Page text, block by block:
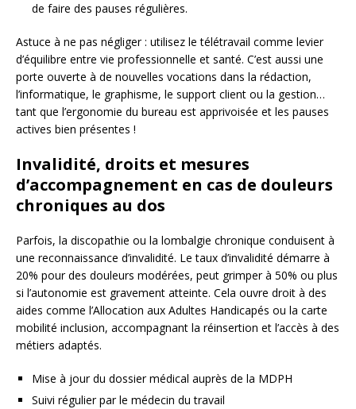
de faire des pauses régulières.
Astuce à ne pas négliger : utilisez le télétravail comme levier
d’équilibre entre vie professionnelle et santé. C’est aussi une
porte ouverte à de nouvelles vocations dans la rédaction,
l’informatique, le graphisme, le support client ou la gestion…
tant que l’ergonomie du bureau est apprivoisée et les pauses
actives bien présentes !
Invalidité, droits et mesures
d’accompagnement en cas de douleurs
chroniques au dos
Parfois, la discopathie ou la lombalgie chronique conduisent à
une reconnaissance d’invalidité. Le taux d’invalidité démarre à
20% pour des douleurs modérées, peut grimper à 50% ou plus
si l’autonomie est gravement atteinte. Cela ouvre droit à des
aides comme l’Allocation aux Adultes Handicapés ou la carte
mobilité inclusion, accompagnant la réinsertion et l’accès à des
métiers adaptés.
Mise à jour du dossier médical auprès de la MDPH
Suivi régulier par le médecin du travail